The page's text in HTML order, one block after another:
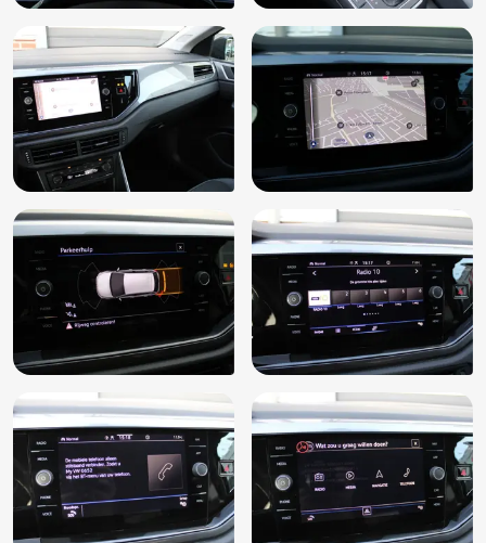
Passagiersstoel in hoogte verstelbaar
Pianolak afwerking interieur
R-Line exterieur
Radiobediening op het stuur
Reservesleutel
Side-skirts
Sportstoelen
Spraakbediening
Start/stop systeem
Stuurbekrachtiging snelheidsafhankelijk
Stuur verstelbaar
Stuurwiel multifunctioneel
Toerenteller
Touchscreen
Uitlaat sierstuk
USB-aansluiting
Verkeersinfo
Vermoeidheids herkenning